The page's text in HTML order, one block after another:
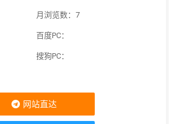
月浏览数：7
百度PC：
搜狗PC：
网站直达